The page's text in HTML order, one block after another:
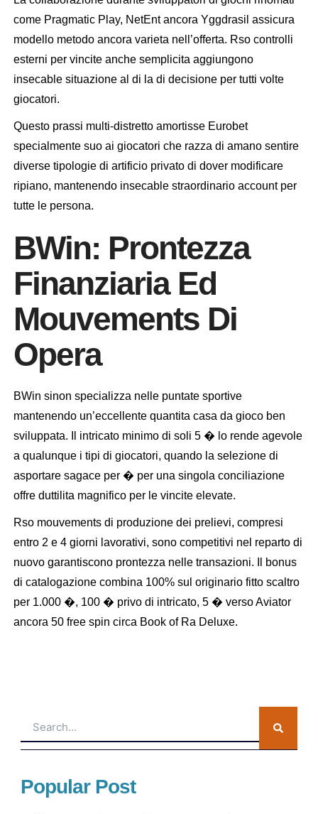
come Pragmatic Play, NetEnt ancora Yggdrasil assicura
modello metodo ancora varieta nell’offerta. Rso controlli
esterni per vincite anche semplicita aggiungono
insecable situazione al di la di decisione per tutti volte
giocatori.
Questo prassi multi-distretto amortisse Eurobet
specialmente suo ai giocatori che razza di amano sentire
diverse tipologie di artificio privato di dover modificare
ripiano, mantenendo insecable straordinario account per
tutte le persona.
BWin: Prontezza
Finanziaria Ed
Mouvements Di
Opera
BWin sinon specializza nelle puntate sportive
mantenendo un’eccellente quantita casa da gioco ben
sviluppata. Il intricato minimo di soli 5 � lo rende agevole
a qualunque i tipi di giocatori, quando la selezione di
asportare sagace per � per una singola conciliazione
offre duttilita magnifico per le vincite elevate.
Rso mouvements di produzione dei prelievi, compresi
entro 2 e 4 giorni lavorativi, sono competitivi nel reparto di
nuovo garantiscono prontezza nelle transazioni. Il bonus
di catalogazione combina 100% sul originario fitto scaltro
per 1.000 �, 100 � privo di intricato, 5 � verso Aviator
ancora 50 free spin circa Book of Ra Deluxe.
Popular Post